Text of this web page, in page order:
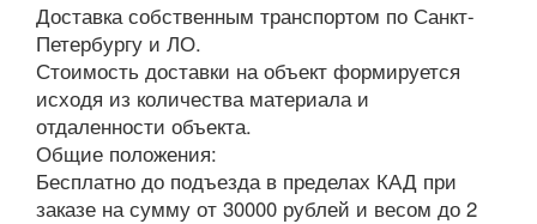
Доставка собственным транспортом по Санкт-
Петербургу и ЛО.
Стоимость доставки на объект формируется
исходя из количества материала и
отдаленности объекта.
Общие положения:
Бесплатно до подъезда в пределах КАД при
заказе на сумму от 30000 рублей и весом до 2